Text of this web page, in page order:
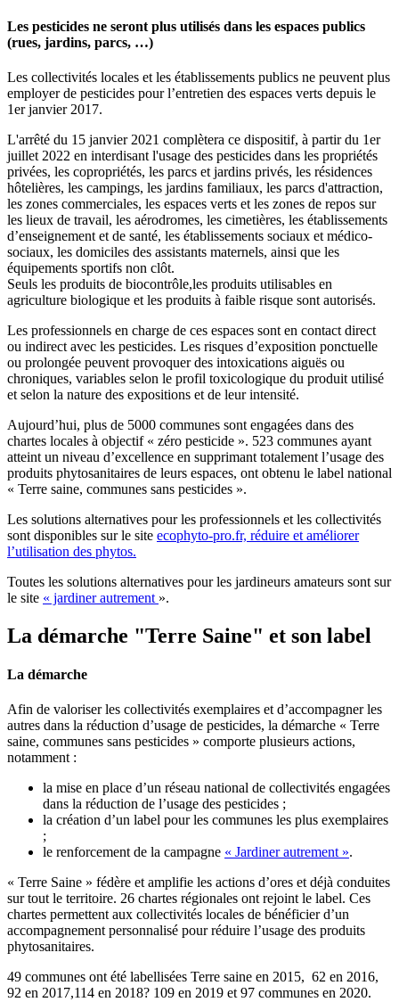
Les pesticides ne seront plus utilisés dans les espaces publics
(rues, jardins, parcs, …)
Les collectivités locales et les établissements publics ne peuvent plus
employer de pesticides pour l’entretien des espaces verts depuis le
1er janvier 2017.
L'arrêté du 15 janvier 2021 complètera ce dispositif, à partir du 1er
juillet 2022 en interdisant l'usage des pesticides dans les propriétés
privées, les copropriétés, les parcs et jardins privés, les résidences
hôtelières, les campings, les jardins familiaux, les parcs d'attraction,
les zones commerciales, les espaces verts et les zones de repos sur
les lieux de travail, les aérodromes, les cimetières, les établissements
d’enseignement et de santé, les établissements sociaux et médico-
sociaux, les domiciles des assistants maternels, ainsi que les
équipements sportifs non clôt.
Seuls les produits de biocontrôle,les produits utilisables en
agriculture biologique et les produits à faible risque sont autorisés.
Les professionnels en charge de ces espaces sont en contact direct
ou indirect avec les pesticides. Les risques d’exposition ponctuelle
ou prolongée peuvent provoquer des intoxications aiguës ou
chroniques, variables selon le profil toxicologique du produit utilisé
et selon la nature des expositions et de leur intensité.
Aujourd’hui, plus de 5000 communes sont engagées dans des
chartes locales à objectif « zéro pesticide ». 523 communes ayant
atteint un niveau d’excellence en supprimant totalement l’usage des
produits phytosanitaires de leurs espaces, ont obtenu le label national
« Terre saine, communes sans pesticides ».
Les solutions alternatives pour les professionnels et les collectivités
sont disponibles sur le site ecophyto-pro.fr, réduire et améliorer
l’utilisation des phytos.
Toutes les solutions alternatives pour les jardineurs amateurs sont sur
le site « jardiner autrement ».
La démarche "Terre Saine" et son label
La démarche
Afin de valoriser les collectivités exemplaires et d’accompagner les
autres dans la réduction d’usage de pesticides, la démarche « Terre
saine, communes sans pesticides » comporte plusieurs actions,
notamment :
la mise en place d’un réseau national de collectivités engagées
dans la réduction de l’usage des pesticides ;
la création d’un label pour les communes les plus exemplaires
;
le renforcement de la campagne « Jardiner autrement ».
« Terre Saine » fédère et amplifie les actions d’ores et déjà conduites
sur tout le territoire. 26 chartes régionales ont rejoint le label. Ces
chartes permettent aux collectivités locales de bénéficier d’un
accompagnement personnalisé pour réduire l’usage des produits
phytosanitaires.
49 communes ont été labellisées Terre saine en 2015, 62 en 2016,
92 en 2017,114 en 2018? 109 en 2019 et 97 communes en 2020.